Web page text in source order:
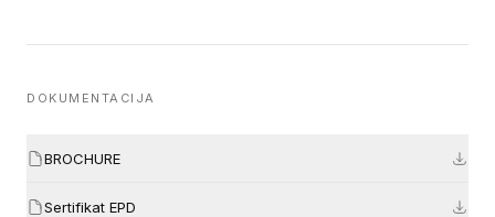
DOKUMENTACIJA
BROCHURE
Sertifikat EPD